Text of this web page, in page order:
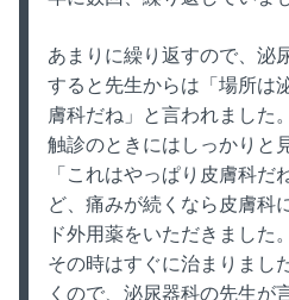
あまりに繰り返すので、泌
すると先生からは「場所は
膚科だね」と言われました。
触診のときにはしっかりと
「これはやっぱり皮膚科だ
ど、痛みが続くなら皮膚科
ド外用薬をいただきました。
その時はすぐに治まりまし
くので、泌尿器科の先生が